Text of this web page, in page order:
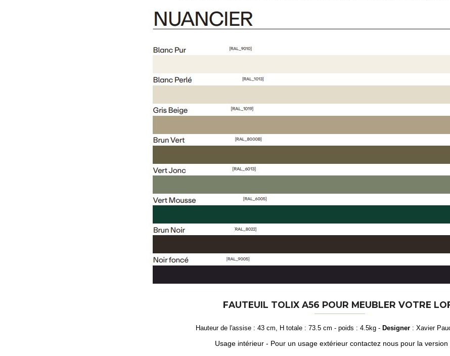
FAUTEUIL TOLIX A56 POUR MEUBLER VOTRE
Hauteur de l'assise : 43 cm, H totale : 73.5 cm - poids : 4.5kg - Designer: Xavier
Usage intérieur - Pour un usage extérieur contactez nous pour la version